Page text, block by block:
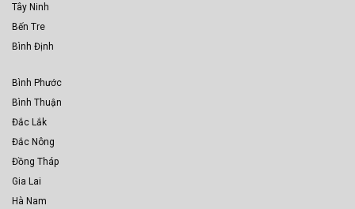
Tây Ninh
Bến Tre
Bình Định
Bình Phước
Bình Thuận
Đắc Lắk
Đắc Nông
Đồng Tháp
Gia Lai
Hà Nam